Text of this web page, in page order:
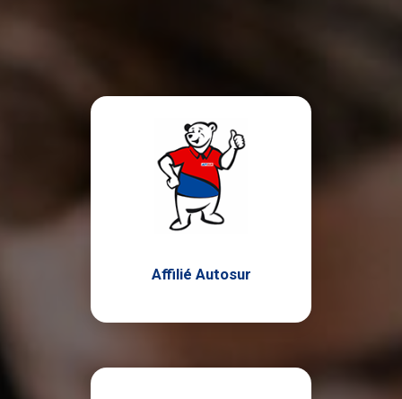
Affilié Autosur